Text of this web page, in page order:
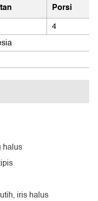
Porsi
4
halus
iris halus